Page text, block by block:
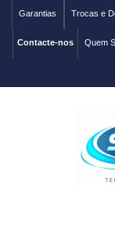
Trocas e
Garantias
Quem
Contacte-nos